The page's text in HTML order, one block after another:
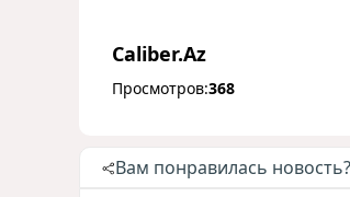
Caliber.Az
Просмотров:368
Вам понравилась